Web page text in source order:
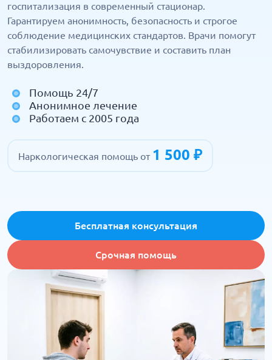
госпитализация в современный стационар.
Гарантируем анонимность, безопасность и строгое
соблюдение медицинских стандартов. Врачи помогут
стабилизировать самочувствие и составить план
выздоровления.
Помощь 24/7
Анонимное лечение
Работаем с 2005 года
Наркологическая помощь от 1 500 ₽
Бесплатная консультация
Срочная помощь